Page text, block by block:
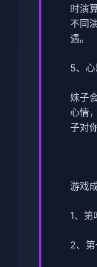
时演
不同
遇。
5、
妹子
心情
子对
游戏
1、第
2、